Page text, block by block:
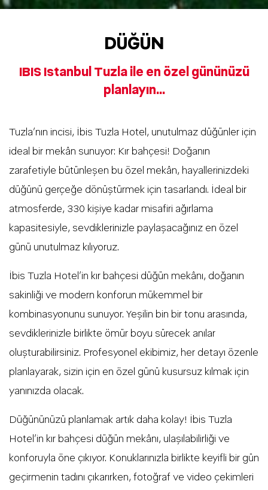
DÜĞÜN
IBIS Istanbul Tuzla ile en özel gününüzü
planlayın...
Tuzla’nın incisi, İbis Tuzla Hotel, unutulmaz düğünler için
ideal bir mekân sunuyor: Kır bahçesi! Doğanın
zarafetiyle bütünleşen bu özel mekân, hayallerinizdeki
düğünü gerçeğe dönüştürmek için tasarlandı. İdeal bir
atmosferde, 330 kişiye kadar misafiri ağırlama
kapasitesiyle, sevdiklerinizle paylaşacağınız en özel
günü unutulmaz kılıyoruz.
İbis Tuzla Hotel’in kır bahçesi düğün mekânı, doğanın
sakinliği ve modern konforun mükemmel bir
kombinasyonunu sunuyor. Yeşilin bin bir tonu arasında,
sevdiklerinizle birlikte ömür boyu sürecek anılar
oluşturabilirsiniz. Profesyonel ekibimiz, her detayı özenle
planlayarak, sizin için en özel günü kusursuz kılmak için
yanınızda olacak.
Düğününüzü planlamak artık daha kolay! İbis Tuzla
Hotel’in kır bahçesi düğün mekânı, ulaşılabilirliği ve
konforuyla öne çıkıyor. Konuklarınızla birlikte keyifli bir gün
geçirmenin tadını çıkarırken, fotoğraf ve video çekimleri